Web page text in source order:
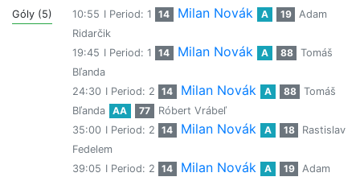
Góly (5) 10:55 I Period: 1 14 Milan Novák A 19
Adam
Ridarčik
19:45 I Period: 1 14 Milan Novák A 88
Tomáš
Bľanda
24:30 I Period: 2 14 Milan Novák A 88
Tomáš
Bľanda
AA 77
Róbert Vrábeľ
35:00 I Period: 2 14 Milan Novák A 18
Rastislav
Fedelem
39:05 I Period: 2 14 Milan Novák A 19
Adam